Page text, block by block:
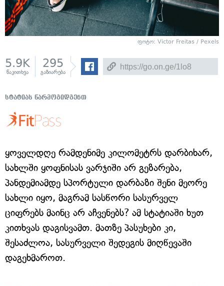
ფოტო: Victor Freitas / Pexels
5.9K
წაკითხვა
295
გაზიარება
სტატიას წარმოგიდგენთ
ყოველდღე რამდენიმე კილომეტრს დარბიხარ,
სახლში ყოფნისას ვარჯიში არ გეზარება,
პანდემიამდე სპორტული დარბაზი შენი მეორე
სახლი იყო, მაგრამ სასწორი სასურველ
ციფრებს მაინც არ აჩვენებს? ამ სტატიაში ხუთ
კითხვას დაგისვამთ. მათზე პასუხები კი,
შესაძლოა, სასურველი შედეგის მიღწევაში
დაგეხმაროთ.